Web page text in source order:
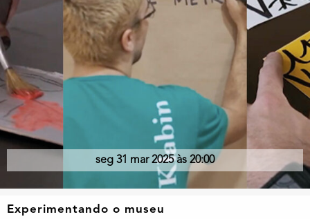
seg 31 mar 2025 às 20:00
Experimentando o museu